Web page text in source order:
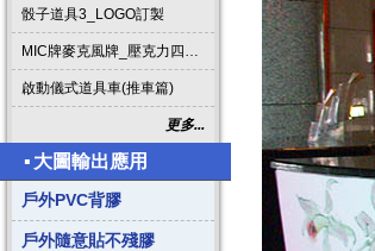
骰子道具3_LOGO訂製
MIC牌麥克風牌_壓克力四方形
啟動儀式道具車(推車篇)
更多...
▪ 大圖輸出應用
戶外PVC背膠
戶外隨意貼不殘膠